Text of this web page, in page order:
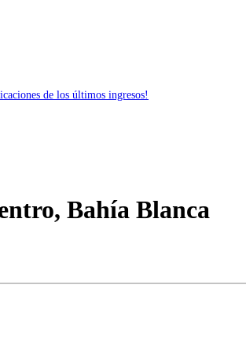
de los últimos ingresos!
Bahía Blanca